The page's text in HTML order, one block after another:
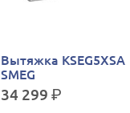
Вытяжка KSEG5XSA
SMEG
34 299р.